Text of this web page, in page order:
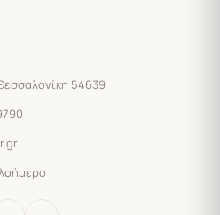
54639